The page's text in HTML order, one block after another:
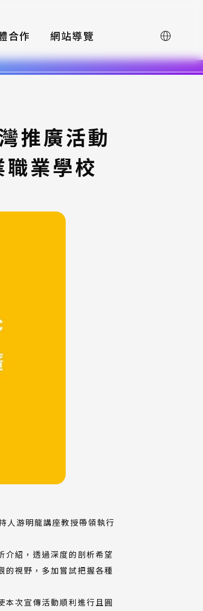
合作 網站導覽 English
推廣活動
業學校
游明龍講座教授帶領執行
介紹，透過深度的剖析希望
的視野，多加嘗試把握各種
本次宣傳活動順利進行且圓